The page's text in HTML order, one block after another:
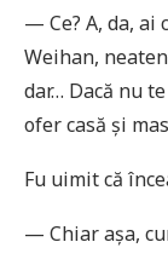
— Ce? A, da,
Weihan,
dar… Dacă nu
ofer casă și
Fu uimit că
— Chiar așa,